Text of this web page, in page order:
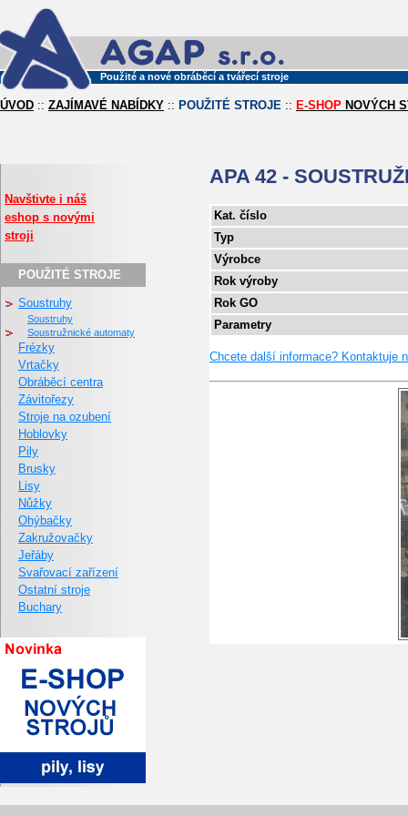
Použité a nové obráběcí a tvářecí stroje
ÚVOD :: ZAJÍMAVÉ NABÍDKY :: POUŽITÉ STROJE :: E-SHOP NOVÝCH
Navštivte i náš
eshop s novými
stroji
POUŽITÉ STROJE
Soustruhy
soustruhy
soustružnické automaty
Frézky
Vrtačky
Obráběcí centra
Závitořezy
Stroje na ozubení
Hoblovky
Pily
Brusky
Lisy
Nůžky
Ohýbačky
Zakružovačky
Jeřáby
Svařovací zařízení
Ostatní stroje
Buchary
APA 42 -
Kat. číslo
Typ
Výrobce
Rok výroby
Rok GO
Parametry
Chcete další informace? Kontaktuje